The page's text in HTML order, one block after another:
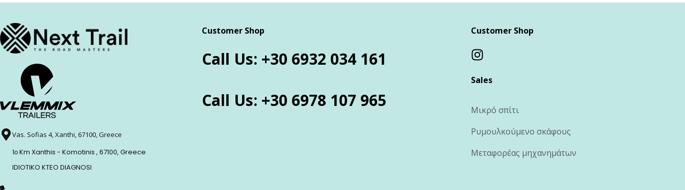
Vas. Sofias 4, Xanthi, 67100, Greece
1ο Km Xanthis - Komotinis , 67100, Greece
IDIOTIKO KTEO DIAGNOSI
Customer Shop
Call Us: +30 6932 034 161
Call Us: +30 6978 107 965
Customer Shop
Sales
Μικρό σπίτι
Ρυμουλκούμενο σκάφους
Μεταφορέας μηχανημάτων